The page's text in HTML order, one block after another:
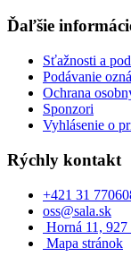
Ďaľšie
Sťažnosti a
Podávanie
Ochrana
Sponzori
Vyhlásenie o
Rýchly kontakt
+421 31
oss@sala.sk
Horná 11, 927
Mapa stránok